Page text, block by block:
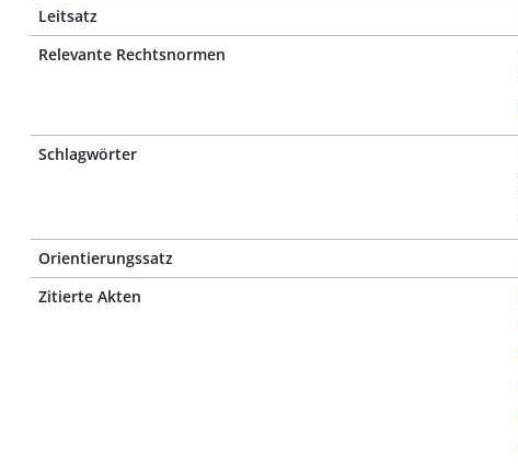
Leitsatz
Relevante Rechtsnormen
Schlagwörter
Orientierungssatz
Zitierte Akten